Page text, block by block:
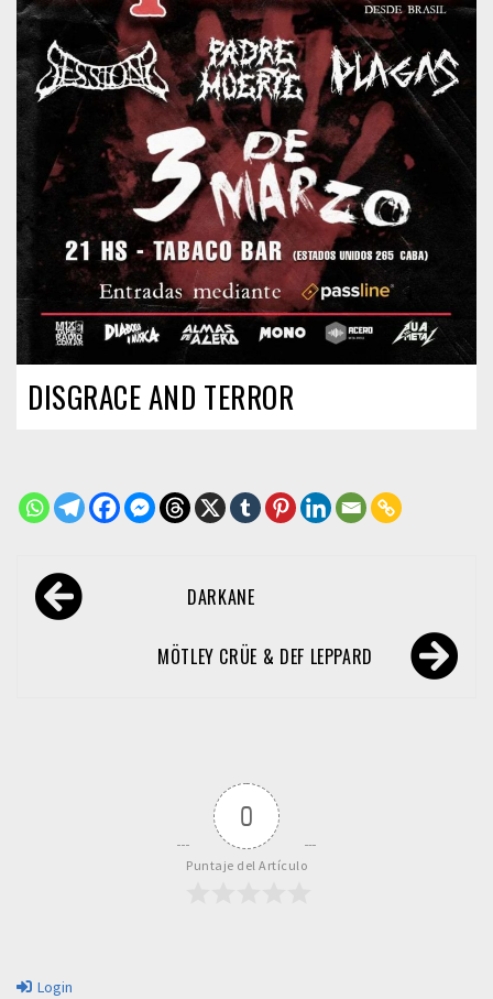
DISGRACE AND TERROR
Navegación
de DARKANE
MÖTLEY CRÜE & DEF LEPPARD
0
Puntaje del Artículo
Login